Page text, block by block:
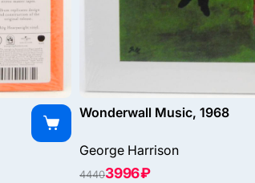
Wonderwall Music, 1968
George Harrison
44403996 ₽